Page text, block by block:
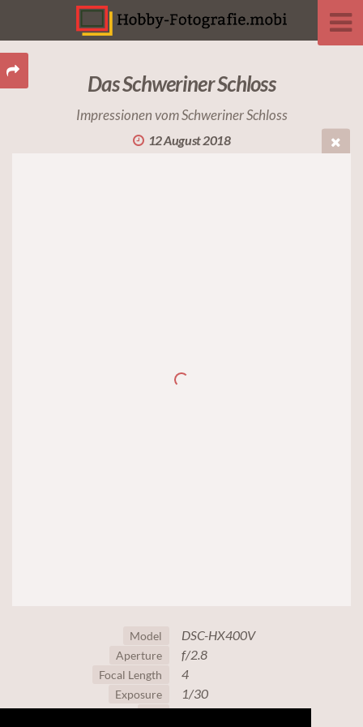
Das Schweriner Schloss
Impressionen vom Schweriner Schloss
12 August 2018
Model DSC-HX400V
Aperture f/2.8
Focal Length 4
Exposure 1/30
320